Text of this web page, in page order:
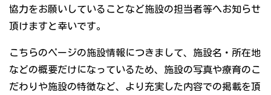
協力をお願いしていることなど施設の担当者等へお知らせ
頂けますと幸いです。
こちらのページの施設情報につきまして、施設名・所在地
などの概要だけになっているため、施設の写真や療育のこ
だわりや施設の特徴など、より充実した内容での掲載を頂